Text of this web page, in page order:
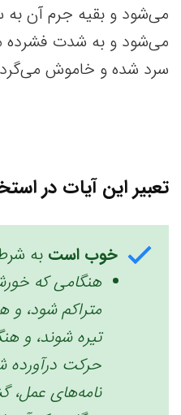
می‌شود و بقیه جرم آن به
می‌شود و به شدت فشرده
سرد شده و خاموش
تعبیر این آیات در
خوب است به
هنگامی که
متراکم شود، و
تیره شوند، و
حرکت درآورده
نامه‌های عمل،